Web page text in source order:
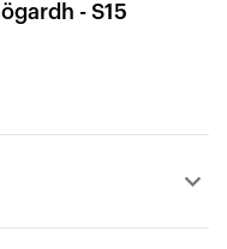
- S15
keyboard_arrow_up